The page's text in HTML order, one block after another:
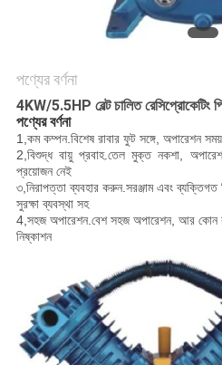
POLICY
পণ্যের বর্ণনা
4KW/5.5HP বেল্ট চালিত রেসিপ্রোকেটিং
পণ্যের বর্ণনা
1,কম কম্পন.বিশেষ রাবার ফুট সঙ্গে, অপারেশন
2,বিশুদ্ধ বায়ু প্রবাহ.তেল মুক্ত নকশা,
প্রয়োজন নেই
৩,নিরাপত্তা ব্যবহার করুন.সরঞ্জাম এবং ব্যক্তিগত
সুরক্ষা ব্যবস্থা সহ
4,সহজ অপারেশন.বেশ সহজ অপারেশন, আর কোন
নিষ্কাশন